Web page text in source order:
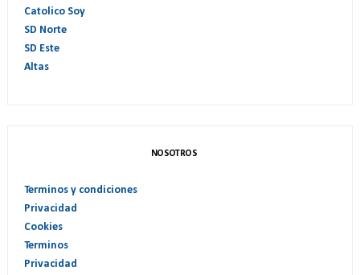
Catolico Soy
SD Norte
SD Este
Altas
NOSOTROS
Terminos y condiciones
Privacidad
Cookies
Terminos
Privacidad